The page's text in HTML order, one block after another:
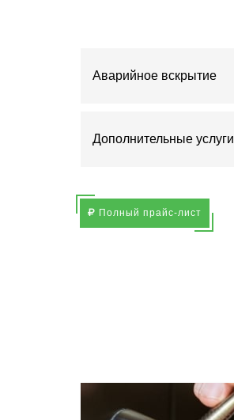
Аварийное вскрытие
Дополнительные услуги
Полный прайс-лист